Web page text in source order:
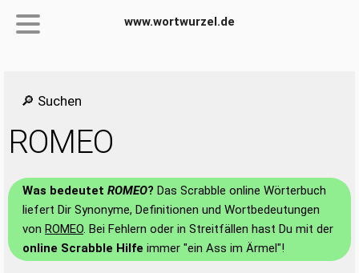
www.wortwurzel.de
🔎 Suchen
ROMEO
Was bedeutet ROMEO? Das Scrabble online Wörterbuch
liefert Dir Synonyme, Definitionen und Wortbedeutungen
von ROMEO. Bei Fehlern oder in Streitfällen hast Du mit der
online Scrabble Hilfe immer "ein Ass im Ärmel"!